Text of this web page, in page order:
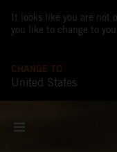
It looks like you are not
you like to change to
CHANGE TO
United States